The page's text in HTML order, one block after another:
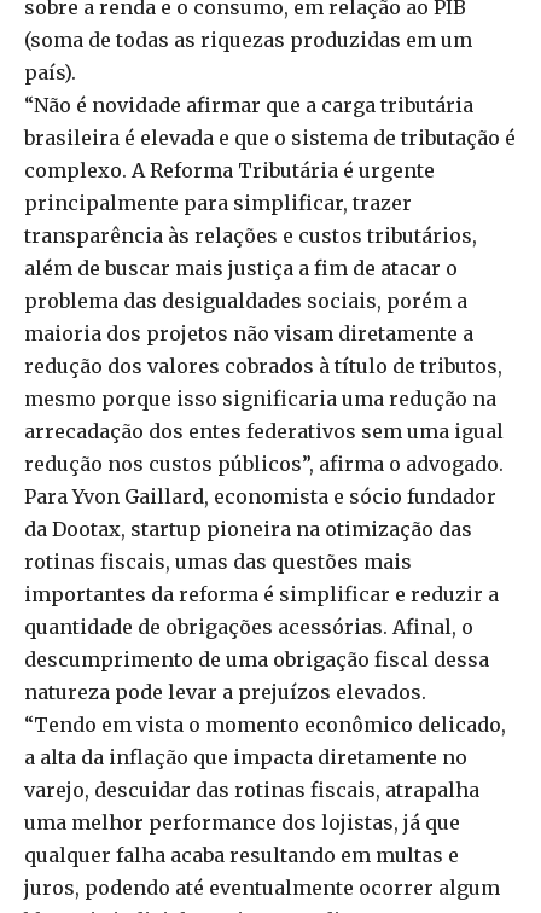
sobre a renda e o consumo, em relação ao PIB
(soma de todas as riquezas produzidas em um
país).
“Não é novidade afirmar que a carga tributária
brasileira é elevada e que o sistema de tributação é
complexo. A Reforma Tributária é urgente
principalmente para simplificar, trazer
transparência às relações e custos tributários,
além de buscar mais justiça a fim de atacar o
problema das desigualdades sociais, porém a
maioria dos projetos não visam diretamente a
redução dos valores cobrados à título de tributos,
mesmo porque isso significaria uma redução na
arrecadação dos entes federativos sem uma igual
redução nos custos públicos”, afirma o advogado.
Para Yvon Gaillard, economista e sócio fundador
da Dootax, startup pioneira na otimização das
rotinas fiscais, umas das questões mais
importantes da reforma é simplificar e reduzir a
quantidade de obrigações acessórias. Afinal, o
descumprimento de uma obrigação fiscal dessa
natureza pode levar a prejuízos elevados.
“Tendo em vista o momento econômico delicado,
a alta da inflação que impacta diretamente no
varejo, descuidar das rotinas fiscais, atrapalha
uma melhor performance dos lojistas, já que
qualquer falha acaba resultando em multas e
juros, podendo até eventualmente ocorrer algum